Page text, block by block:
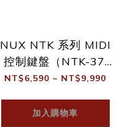
NUX NTK 系列 MIDI
控制鍵盤（NTK-37,
NTK-49, NTK-61）
NT$6,590 ~ NT$9,990
加入購物車